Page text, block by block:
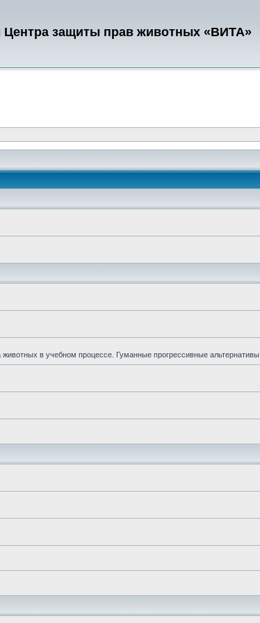
защиты прав животных «ВИТА»
в учебном процессе. Гуманные прогрессивные альтернативы